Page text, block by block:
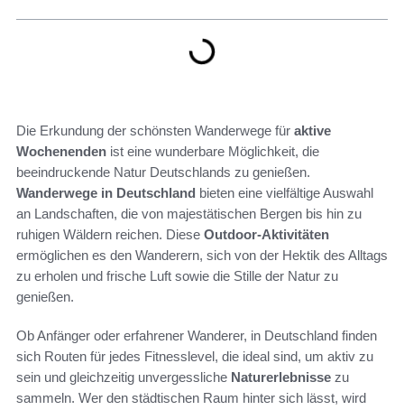
Die Erkundung der schönsten Wanderwege für aktive
Wochenenden ist eine wunderbare Möglichkeit, die
beeindruckende Natur Deutschlands zu genießen.
Wanderwege in Deutschland bieten eine vielfältige Auswahl
an Landschaften, die von majestätischen Bergen bis hin zu
ruhigen Wäldern reichen. Diese Outdoor-Aktivitäten
ermöglichen es den Wanderern, sich von der Hektik des Alltags
zu erholen und frische Luft sowie die Stille der Natur zu
genießen.
Ob Anfänger oder erfahrener Wanderer, in Deutschland finden
sich Routen für jedes Fitnesslevel, die ideal sind, um aktiv zu
sein und gleichzeitig unvergessliche Naturerlebnisse zu
sammeln. Wer den städtischen Raum hinter sich lässt, wird